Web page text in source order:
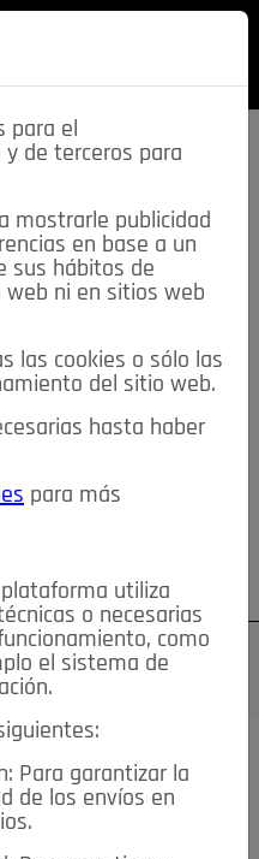
esta
INTERÉS
CONTACTO
¿Olvidó su contraseña?
para el
de terceros para
mostrarle publicidad
en base a un
sus hábitos de
web ni en sitios web
las cookies o sólo las
del sitio web.
hasta haber
para más
utiliza
o necesarias
como
el sistema de
Para garantizar la
de los envíos en